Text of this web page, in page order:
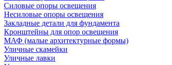
Силовые опоры освещения
Несиловые опоры освещения
Закладные детали для фундамента
Кронштейны для опор освещения
МАФ (малые архитектурные формы)
Уличные скамейки
Уличные лавки